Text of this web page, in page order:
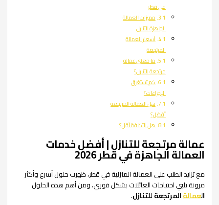
في قطر
مميزات العمالة
الجاهزة للتنازل
أسعار العمالة
المرتجعة
ما معنى عمالة
مرتجعة للتنازل؟
كم تستغرق
الإجراءات؟
هل العمالة المرتجعة
أفضل؟
هل التكلفة أقل؟
عمالة مرتجعة للتنازل | أفضل خدمات
العمالة الجاهزة في قطر 2026
مع تزايد الطلب على العمالة المنزلية في قطر، ظهرت حلول أسرع وأكثر
مرونة تلبي احتياجات العائلات بشكل فوري، ومن أهم هذه الحلول
العمالةالمرتجعة للتنازل.